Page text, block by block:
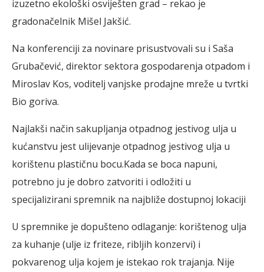
izuzetno ekološki osviješten grad – rekao je
gradonačelnik Mišel Jakšić.
Na konferenciji za novinare prisustvovali su i Saša
Grubačević, direktor sektora gospodarenja otpadom i
Miroslav Kos, voditelj vanjske prodajne mreže u tvrtki
Bio goriva.
Najlakši način sakupljanja otpadnog jestivog ulja u
kućanstvu jest ulijevanje otpadnog jestivog ulja u
korištenu plastičnu bocu.Kada se boca napuni,
potrebno ju je dobro zatvoriti i odložiti u
specijalizirani spremnik na najbliže dostupnoj lokaciji
U spremnike je dopušteno odlaganje: korištenog ulja
za kuhanje (ulje iz friteze, ribljih konzervi) i
pokvarenog ulja kojem je istekao rok trajanja. Nije